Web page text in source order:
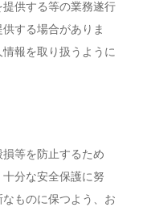
供する等の業務遂行
する場合がありま
報を取り扱うように
等を防止するため
分な安全保護に努
ものに保つよう、お